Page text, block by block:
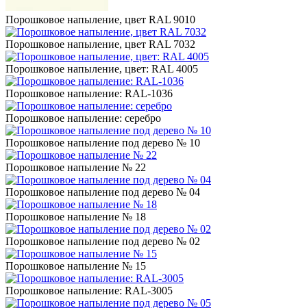
Порошковое напыление, цвет RAL 9010
Порошковое напыление, цвет RAL 7032
Порошковое напыление, цвет: RAL 4005
Порошковое напыление: RAL-1036
Порошковое напыление: серебро
Порошковое напыление под дерево № 10
Порошковое напыление № 22
Порошковое напыление под дерево № 04
Порошковое напыление № 18
Порошковое напыление под дерево № 02
Порошковое напыление № 15
Порошковое напыление: RAL-3005